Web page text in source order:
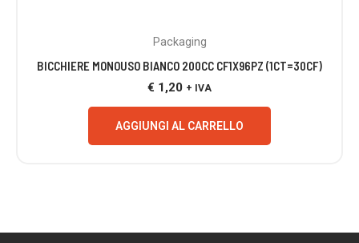
Packaging
BICCHIERE MONOUSO BIANCO 200CC CF1X96PZ (1CT=30CF)
€ 1,20 + IVA
AGGIUNGI AL CARRELLO